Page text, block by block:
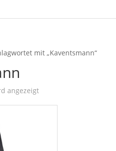
mit „Kaventsmann“
angezeigt